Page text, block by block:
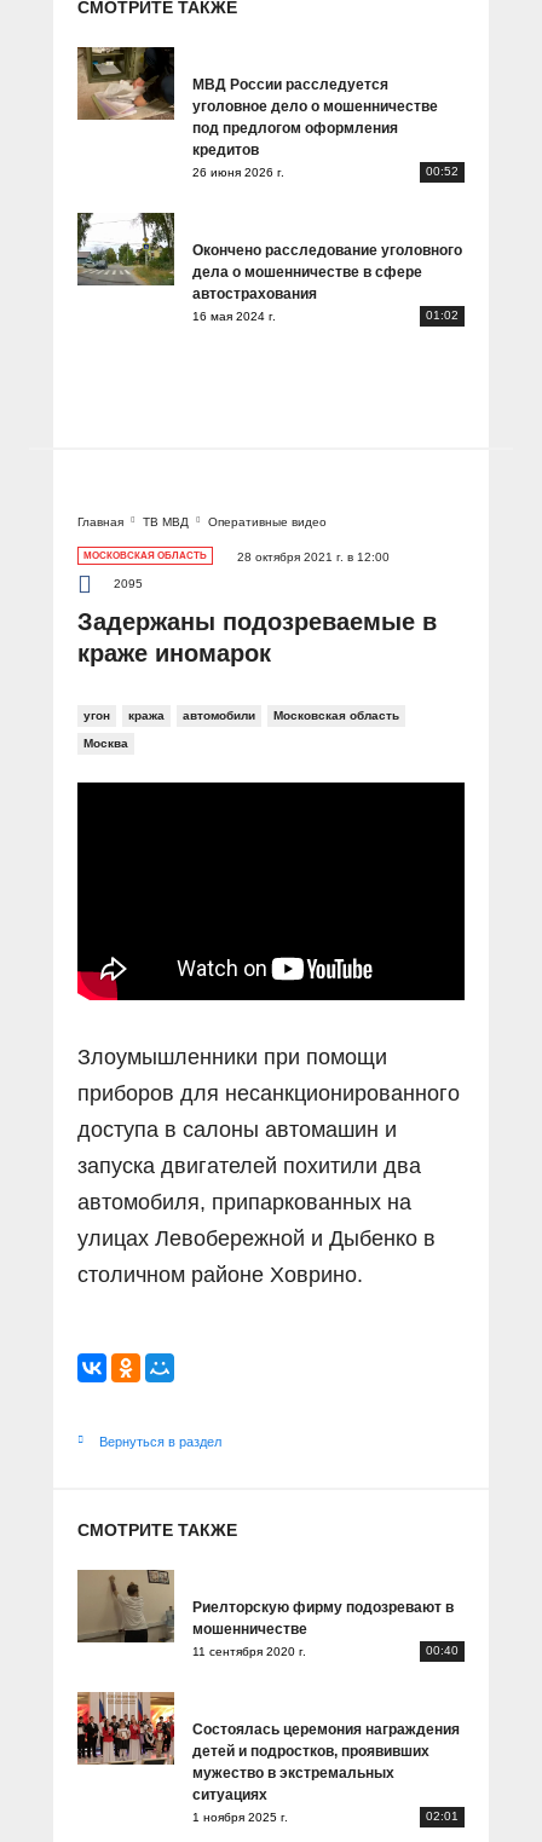
СМОТРИТЕ ТАКЖЕ
МВД России расследуется
уголовное дело о мошенничестве
под предлогом оформления
кредитов
26 июня 2026 г. 00:52
Окончено расследование уголовного
дела о мошенничестве в сфере
автострахования
16 мая 2024 г. 01:02
Главная ТВ МВД Оперативные видео
МОСКОВСКАЯ ОБЛАСТЬ
28 октября 2021 г. в 12:00
2095
Задержаны подозреваемые в
краже иномарок
угон кража автомобили Московская область
Москва
Злоумышленники при помощи
приборов для несанкционированного
доступа в салоны автомашин и
запуска двигателей похитили два
автомобиля, припаркованных на
улицах Левобережной и Дыбенко в
столичном районе Ховрино.
Вернуться в раздел
СМОТРИТЕ ТАКЖЕ
Риелторскую фирму подозревают в
мошенничестве
11 сентября 2020 г. 00:40
Состоялась церемония награждения
детей и подростков, проявивших
мужество в экстремальных
ситуациях
1 ноября 2025 г. 02:01